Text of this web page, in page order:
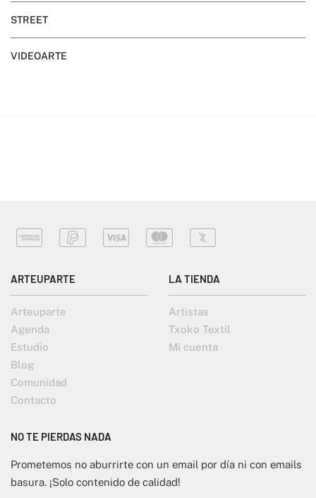
STREET
VIDEOARTE
ARTEUPARTE
Arteuparte
Agenda
Estudio
Blog
Comunidad
Contacto
LA TIENDA
Artistas
Txoko Textil
Mi cuenta
NO TE PIERDAS NADA
Prometemos no aburrirte con un email por día ni con emails
basura. ¡Solo contenido de calidad!